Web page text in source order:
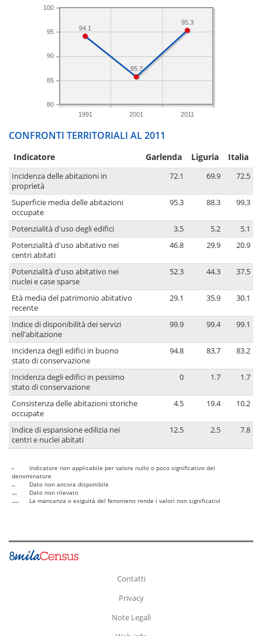
1991 2001 2011
80
85
90
95
100
95.3
85.7
94.1
CONFRONTI TERRITORIALI AL 2011
Indicatore Garlenda Liguria Italia
Incidenza delle abitazioni in
proprietà
72.1 69.9 72.5
Superficie media delle abitazioni
occupate
95.3 88.3 99.3
Potenzialità d'uso degli edifici 3.5 5.2
5.1
Potenzialità d'uso abitativo nei
centri abitati
46.8 29.9 20.9
Potenzialità d'uso abitativo nei
nuclei e case sparse
52.3 44.3 37.5
Età media del patrimonio abitativo
recente
29.1 35.9 30.1
Indice di disponibilità dei servizi
nell'abitazione
99.9 99.4 99.1
Incidenza degli edifici in buono
stato di conservazione
94.8 83.7 83.2
Incidenza degli edifici in pessimo
stato di conservazione
0 1.7 1.7
Consistenza delle abitazioni storiche
occupate
4.5 19.4 10.2
Indice di espansione edilizia nei
centri e nuclei abitati
12.5 2.5 7.8
-
Indicatore non applicabile per valore nullo o poco significativo del
denominatore
..
Dato non ancora disponibile
...
Dato non rilevato
....
La mancanza o esiguità del fenomeno rende i valori non significativi
Contatti
Privacy
Note Legali